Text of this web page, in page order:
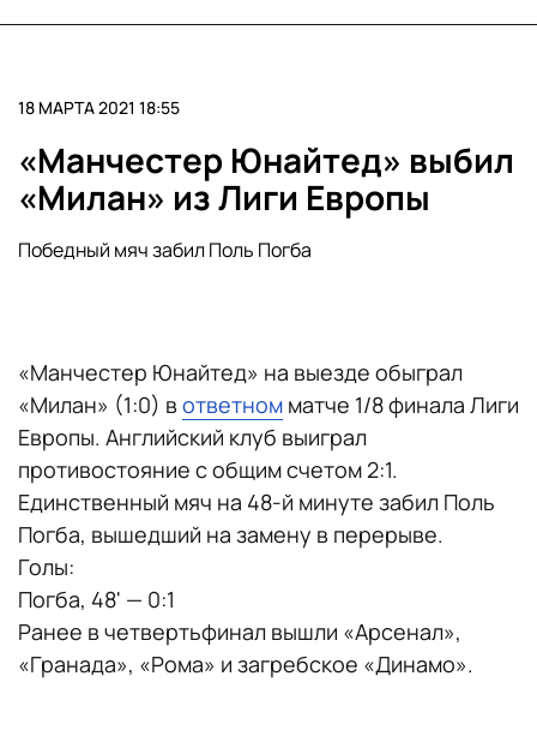
18 МАРТА 2021 18:55
«Манчестер Юнайтед» выбил
«Милан» из Лиги Европы
Победный мяч забил Поль Погба
«Манчестер Юнайтед» на выезде обыграл
«Милан» (1:0) в ответном матче 1/8 финала Лиги
Европы. Английский клуб выиграл
противостояние с общим счетом 2:1.
Единственный мяч на 48-й минуте забил Поль
Погба, вышедший на замену в перерыве.
Голы:
Погба, 48' — 0:1
Ранее в четвертьфинал вышли «Арсенал»,
«Гранада», «Рома» и загребское «Динамо».